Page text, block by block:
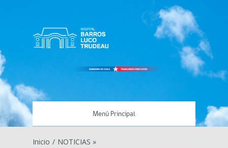
Menú Principal
Inicio / NOTICIAS »